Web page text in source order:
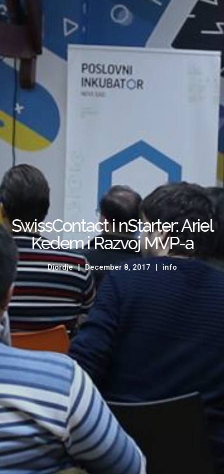
SwissContact i nStarter: Ariel
Kedem i Razvoj MVP-a
Djordje December 8, 2017 info